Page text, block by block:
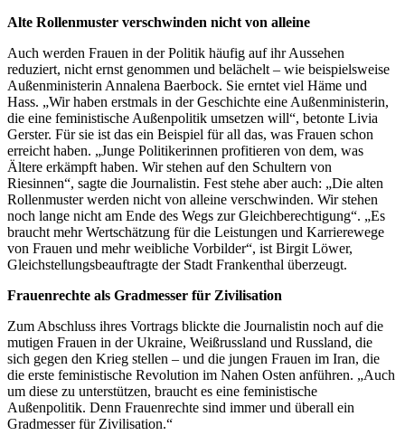
Alte Rollenmuster verschwinden nicht von alleine
Auch werden Frauen in der Politik häufig auf ihr Aussehen
reduziert, nicht ernst genommen und belächelt – wie beispielsweise
Außenministerin Annalena Baerbock. Sie erntet viel Häme und
Hass. „Wir haben erstmals in der Geschichte eine Außenministerin,
die eine feministische Außenpolitik umsetzen will“, betonte Livia
Gerster. Für sie ist das ein Beispiel für all das, was Frauen schon
erreicht haben. „Junge Politikerinnen profitieren von dem, was
Ältere erkämpft haben. Wir stehen auf den Schultern von
Riesinnen“, sagte die Journalistin. Fest stehe aber auch: „Die alten
Rollenmuster werden nicht von alleine verschwinden. Wir stehen
noch lange nicht am Ende des Wegs zur Gleichberechtigung“. „Es
braucht mehr Wertschätzung für die Leistungen und Karrierewege
von Frauen und mehr weibliche Vorbilder“, ist Birgit Löwer,
Gleichstellungsbeauftragte der Stadt Frankenthal überzeugt.
Frauenrechte als Gradmesser für Zivilisation
Zum Abschluss ihres Vortrags blickte die Journalistin noch auf die
mutigen Frauen in der Ukraine, Weißrussland und Russland, die
sich gegen den Krieg stellen – und die jungen Frauen im Iran, die
die erste feministische Revolution im Nahen Osten anführen. „Auch
um diese zu unterstützen, braucht es eine feministische
Außenpolitik. Denn Frauenrechte sind immer und überall ein
Gradmesser für Zivilisation.“